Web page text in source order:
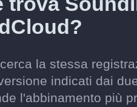
la stessa
indicati dai
l'abbinamento più